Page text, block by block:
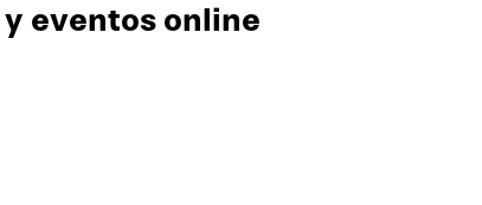
eventos online